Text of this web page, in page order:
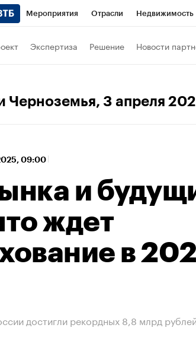
Мероприятия Отрасли Недвижимость
Экспертиза Решение Новости
Черноземья, 3 апреля
09:00
и
ждет
в
достигли рекордных 8,8 млрд